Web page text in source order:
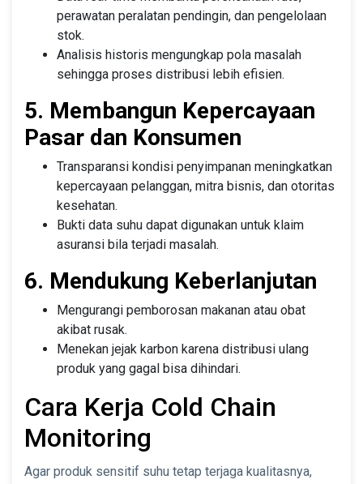
perawatan peralatan pendingin, dan pengelolaan
stok.
Analisis historis mengungkap pola masalah
sehingga proses distribusi lebih efisien.
5. Membangun Kepercayaan
Pasar dan Konsumen
Transparansi kondisi penyimpanan meningkatkan
kepercayaan pelanggan, mitra bisnis, dan otoritas
kesehatan.
Bukti data suhu dapat digunakan untuk klaim
asuransi bila terjadi masalah.
6. Mendukung Keberlanjutan
Mengurangi pemborosan makanan atau obat
akibat rusak.
Menekan jejak karbon karena distribusi ulang
produk yang gagal bisa dihindari.
Cara Kerja Cold Chain
Monitoring
Agar produk sensitif suhu tetap terjaga kualitasnya,